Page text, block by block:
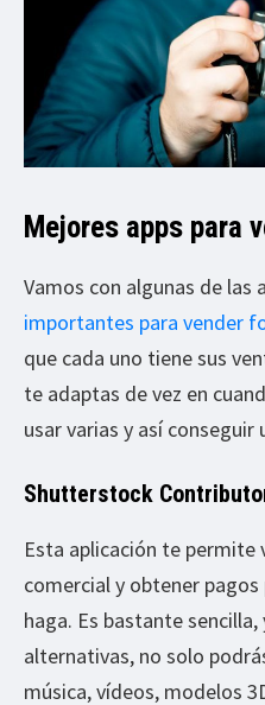
Mejores apps para
Vamos con algunas de las
importantes para vender
que cada uno tiene sus
te adaptas de vez en
usar varias y así conseguir
Shutterstock
Esta aplicación te
comercial y obtener
haga. Es bastante
alternativas, no solo
música, vídeos, modelos